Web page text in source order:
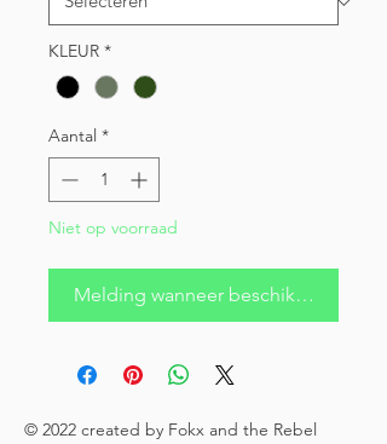
KLEUR *
Aantal *
Niet op voorraad
Melding wanneer beschikbaar
© 2022 created by Fokx and the Rebel